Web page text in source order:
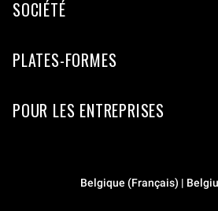
SOCIÉTÉ
PLATES-FORMES
POUR LES ENTREPRISES
Belgique (Français) |